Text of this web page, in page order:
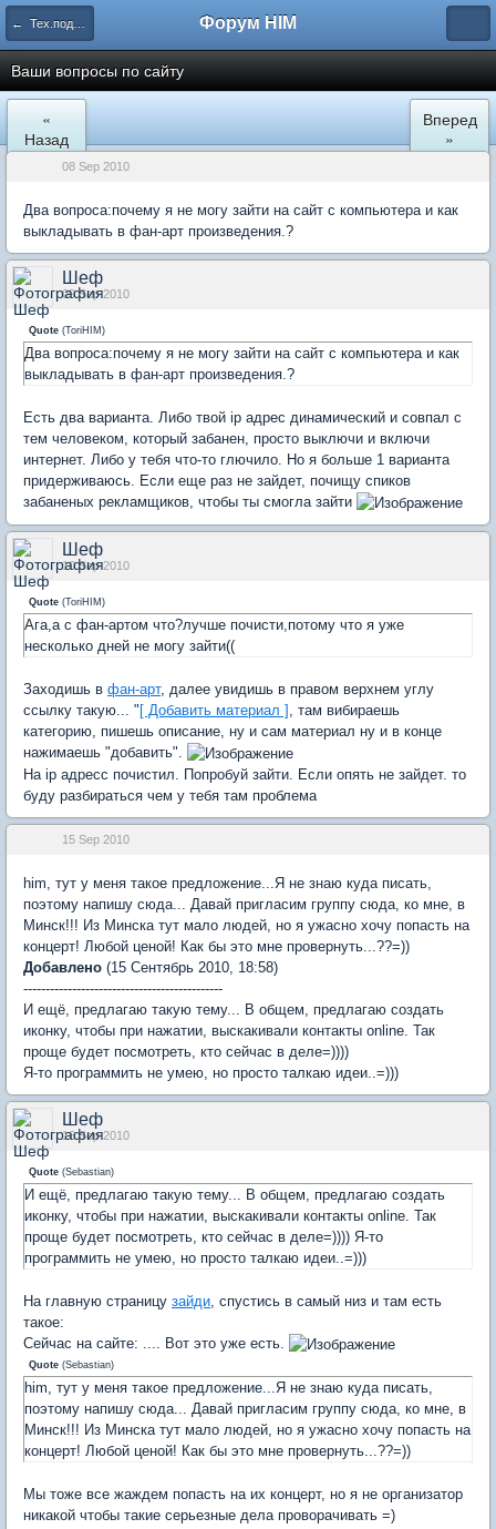
← Тех.поддержка Форум HIM
Ваши вопросы по сайту
«
Назад
Вперед
»
08 Sep 2010
Два вопроса:почему я не могу зайти на сайт с компьютера и как
выкладывать в фан-арт произведения.?
Шеф
09 Sep 2010
Quote (ToriHIM )
Два вопроса:почему я не могу зайти на сайт с компьютера и как
выкладывать в фан-арт произведения.?
Есть два варианта. Либо твой ip адрес динамический и совпал с
тем человеком, который забанен, просто выключи и включи
интернет. Либо у тебя что-то глючило. Но я больше 1 варианта
придерживаюсь. Если еще раз не зайдет, почищу спиков
забаненых рекламщиков, чтобы ты смогла зайти
Шеф
10 Sep 2010
Quote (ToriHIM )
Ага,а с фан-артом что?лучше почисти,потому что я уже
несколько дней не могу зайти((
Заходишь в фан-арт, далее увидишь в правом верхнем углу
ссылку такую... " [ Добавить материал ] , там вибираешь
категорию, пишешь описание, ну и сам материал ну и в конце
нажимаешь "добавить".
На ip адресс почистил. Попробуй зайти. Если опять не зайдет. то
буду разбираться чем у тебя там проблема
15 Sep 2010
him, тут у меня такое предложение...Я не знаю куда писать,
поэтому напишу сюда... Давай пригласим группу сюда, ко мне, в
Минск!!! Из Минска тут мало людей, но я ужасно хочу попасть на
концерт! Любой ценой! Как бы это мне провернуть...??=))
Добавлено (15 Сентябрь 2010, 18:58)
---------------------------------------------
И ещё, предлагаю такую тему... В общем, предлагаю создать
иконку, чтобы при нажатии, выскакивали контакты online. Так
проще будет посмотреть, кто сейчас в деле=))))
Я-то программить не умею, но просто талкаю идеи..=)))
Шеф
16 Sep 2010
Quote (Sebastian)
И ещё, предлагаю такую тему... В общем, предлагаю создать
иконку, чтобы при нажатии, выскакивали контакты online. Так
проще будет посмотреть, кто сейчас в деле=)))) Я-то
программить не умею, но просто талкаю идеи..=)))
На главную страницу зайди, спустись в самый низ и там есть
такое:
Сейчас на сайте: .... Вот это уже есть.
Quote (Sebastian)
him, тут у меня такое предложение...Я не знаю куда писать,
поэтому напишу сюда... Давай пригласим группу сюда, ко мне, в
Минск!!! Из Минска тут мало людей, но я ужасно хочу попасть на
концерт! Любой ценой! Как бы это мне провернуть...??=))
Мы тоже все жаждем попасть на их концерт, но я не организатор
никакой чтобы такие серьезные дела проворачивать =)